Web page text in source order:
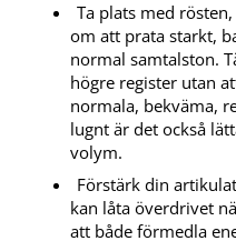
Ta plats med
om att prata starkt,
normal samtalston.
högre register utan
normala, bekväma,
lugnt är det också
volym.
Förstärk din
kan låta överdrivet
att både förmedla